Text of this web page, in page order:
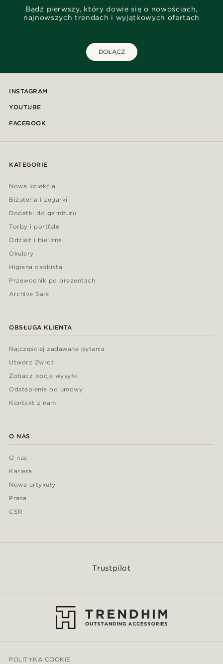
Bądź pierwszy, który dowie się o nowościach,
najnowszych trendach i wyjątkowych ofertach
DOŁĄCZ
INSTAGRAM
YOUTUBE
FACEBOOK
KATEGORIE
Nowa kolekcja
Biżuteria i zegarki
Dodatki do garnituru
Torby i portfele
Odzież i bielizna
Okulary
Higiena osobista
Przewodnik po prezentach
Archive Sale
OBSŁUGA KLIENTA
Najczęściej zadawane pytania
Utwórz Zwrot
Zobacz opcje wysyłki
Odstąpienie od umowy
Kontakt z nami
O NAS
O nas
Kariera
Nowe artykuły
Prasa
CSR
Trustpilot
POLITYKA COOKIE